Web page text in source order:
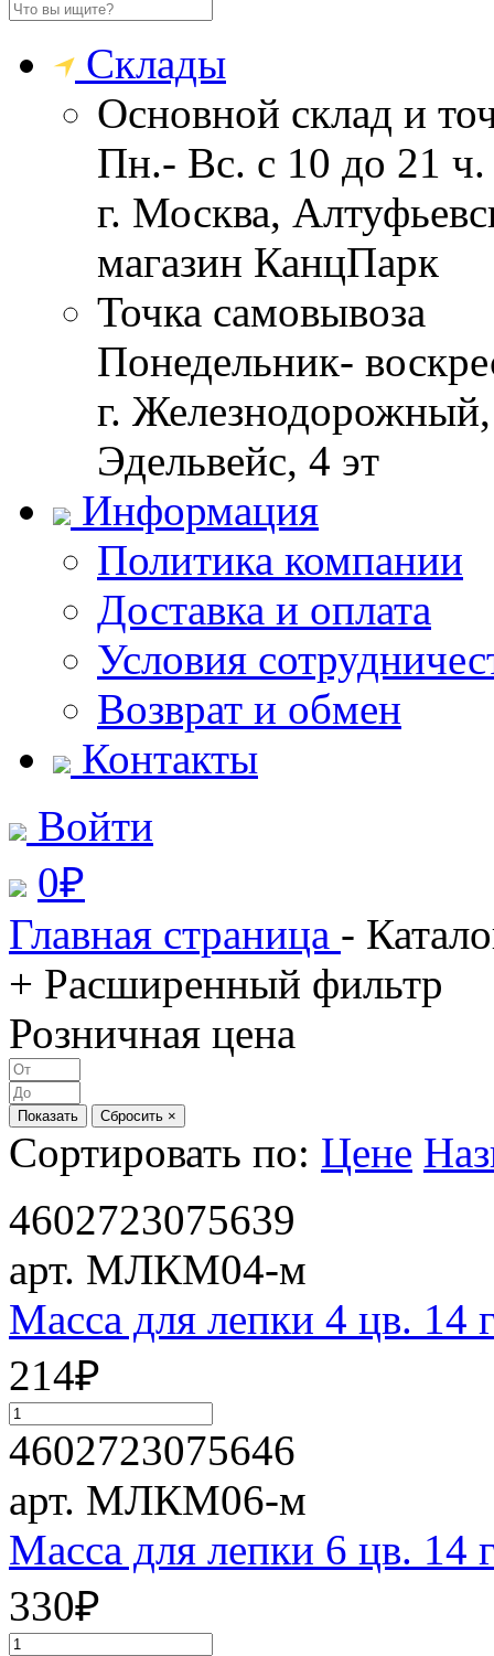
Склады
Основной склад и
Пн.- Вс. с 10 до 21 ч.
г. Москва,
магазин КанцПарк
Точка самовывоза
Понедельник-
г.
Эдельвейс, 4 эт
Информация
Политика компании
Доставка и оплата
Условия
Возврат и обмен
Контакты
Войти
0₽
Главная страница -
+ Расширенный фильтр
Розничная цена
Показать Сбросить ×
Сортировать по: Цене
4602723075639
арт. МЛКМ04-м
Масса для лепки 4 цв. 14
214₽
4602723075646
арт. МЛКМ06-м
Масса для лепки 6 цв. 14
330₽